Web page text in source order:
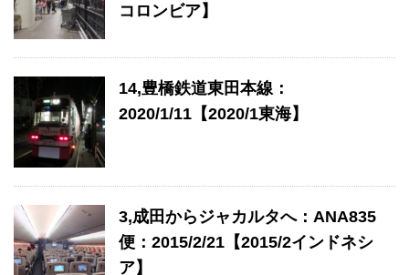
コロンビア】
14,豊橋鉄道東田本線：
2020/1/11【2020/1東海】
3,成田からジャカルタへ：ANA835
便：2015/2/21【2015/2インドネシ
ア】